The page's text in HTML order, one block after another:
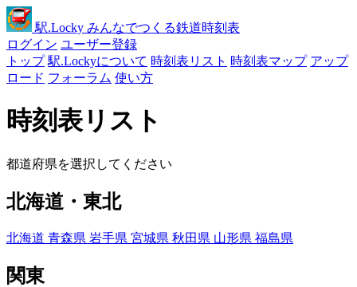
駅.Locky みんなでつくる鉄道時刻表
ログイン ユーザー登録
トップ 駅.Lockyについて 時刻表リスト 時刻表マップ アップ
ロード フォーラム 使い方
時刻表リスト
都道府県を選択してください
北海道・東北
北海道 青森県 岩手県 宮城県 秋田県 山形県 福島県
関東